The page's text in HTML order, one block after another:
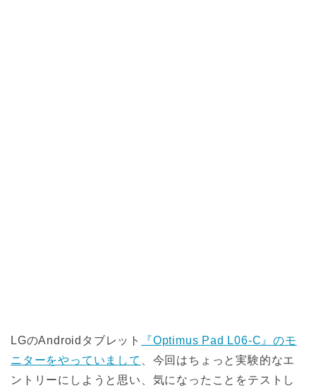
LGのAndroidタブレット
『Optimus Pad L06-C』のモ
ニターをやっていまして
、今回はちょっと実験的なエ
ントリーにしようと思い、気になったことをテストし